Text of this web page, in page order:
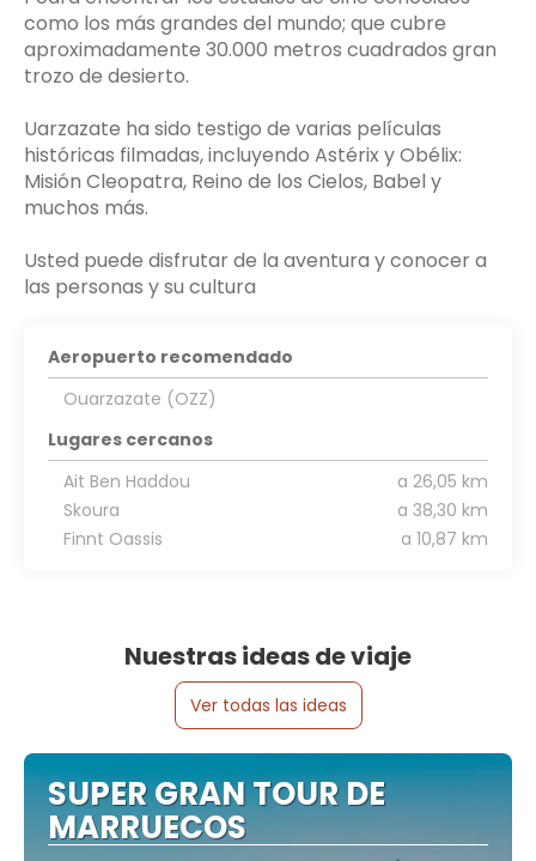
como los más grandes del mundo; que cubre
aproximadamente 30.000 metros cuadrados gran
trozo de desierto.
Uarzazate ha sido testigo de varias películas
históricas filmadas, incluyendo Astérix y Obélix:
Misión Cleopatra, Reino de los Cielos, Babel y
muchos más.
Usted puede disfrutar de la aventura y conocer a
Aeropuerto recomendado
Ouarzazate (OZZ)
Lugares cercanos
Ait Ben Haddou
a 26,05 km
Skoura
a 38,30 km
Finnt Oassis
a 10,87 km
Nuestras ideas de viaje
Ver todas las ideas
SUPER GRAN TOUR DE
MARRUECOS